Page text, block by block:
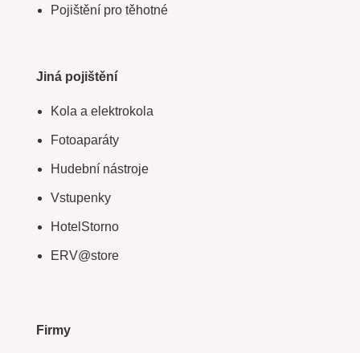
Pojištění pro těhotné
Jiná pojištění
Kola a elektrokola
Fotoaparáty
Hudební nástroje
Vstupenky
HotelStorno
ERV@store
Firmy